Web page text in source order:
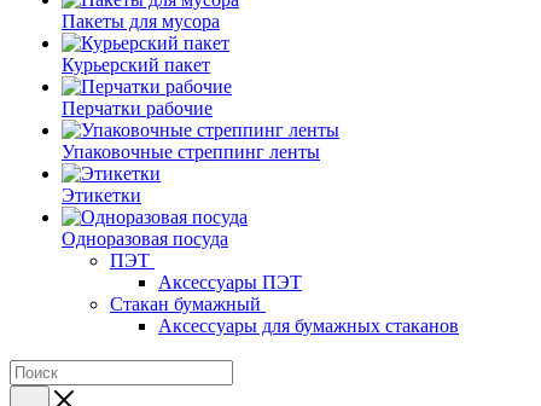
Пакеты для мусора
Курьерский пакет
Перчатки рабочие
Упаковочные стреппинг ленты
Этикетки
Одноразовая посуда
ПЭТ
Аксессуары ПЭТ
Стакан бумажный
Аксессуары для бумажных стаканов